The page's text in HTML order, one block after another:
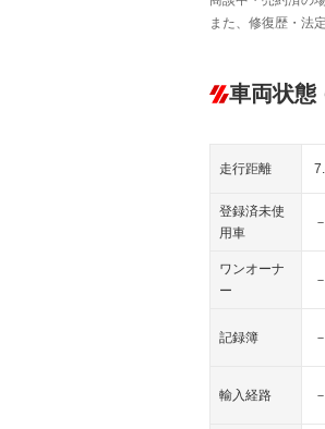
また、修復歴・法
車両状態
走行距離
登録済未使
用車
－
ワンオーナ
ー
－
記録簿 －
輸入経路 －